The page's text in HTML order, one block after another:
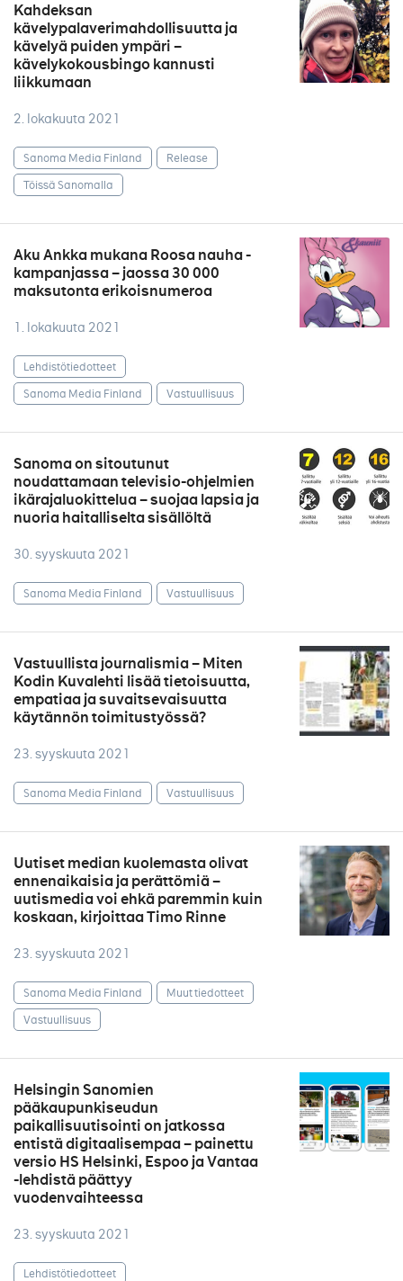
Kahdeksan
kävelypalaverimahdollisuutta ja
kävelyä puiden ympäri –
kävelykokousbingo kannusti
liikkumaan
2. lokakuuta 2021
Sanoma Media Finland
Release
Töissä Sanomalla
Aku Ankka mukana Roosa nauha -
kampanjassa – jaossa 30 000
maksutonta erikoisnumeroa
1. lokakuuta 2021
Lehdistötiedotteet
Sanoma Media Finland
Vastuullisuus
Sanoma on sitoutunut
noudattamaan televisio-ohjelmien
ikärajaluokittelua – suojaa lapsia ja
nuoria haitalliselta sisällöltä
30. syyskuuta 2021
Sanoma Media Finland Vastuullisuus
Vastuullista journalismia – Miten
Kodin Kuvalehti lisää tietoisuutta,
empatiaa ja suvaitsevaisuutta
käytännön toimitustyössä?
23. syyskuuta 2021
Sanoma Media Finland Vastuullisuus
Uutiset median kuolemasta olivat
ennenaikaisia ja perättömiä –
uutismedia voi ehkä paremmin kuin
koskaan, kirjoittaa Timo Rinne
23. syyskuuta 2021
Sanoma Media Finland
Muut tiedotteet
Vastuullisuus
Helsingin Sanomien
pääkaupunkiseudun
paikallisuutisointi on jatkossa
entistä digitaalisempaa – painettu
versio HS Helsinki, Espoo ja Vantaa
-lehdistä päättyy
vuodenvaihteessa
23. syyskuuta 2021
Lehdistötiedotteet